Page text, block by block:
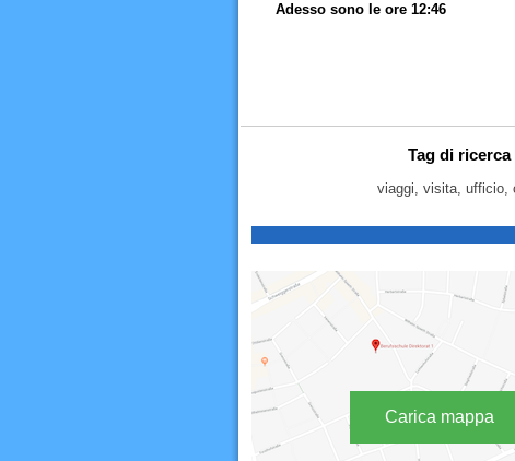
Adesso sono le ore 12:46
Tag di
viaggi, visita, ufficio,
Carica mappa